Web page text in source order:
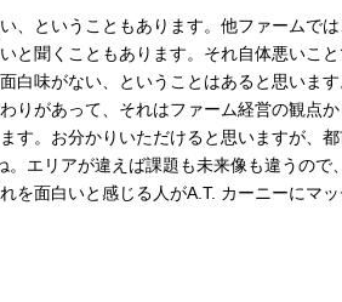
、ということもあります。他ファームでは
と聞くこともあります。それ自体悪いこ
白味がない、ということはあると思います
りがあって、それはファーム経営の観点か
す。お分かりいただけると思いますが、
エリアが違えば課題も未来像も違うので、
を面白いと感じる人がA.T. カーニーにマッ